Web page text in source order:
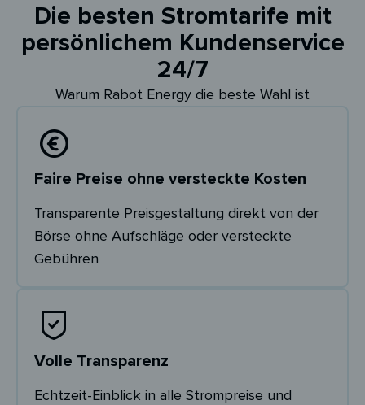
Die besten Stromtarife mit
persönlichem Kundenservice
24/7
Warum Rabot Energy die beste Wahl ist
Faire Preise ohne versteckte Kosten
Transparente Preisgestaltung direkt von der
Börse ohne Aufschläge oder versteckte
Gebühren
Volle Transparenz
Echtzeit-Einblick in alle Strompreise und